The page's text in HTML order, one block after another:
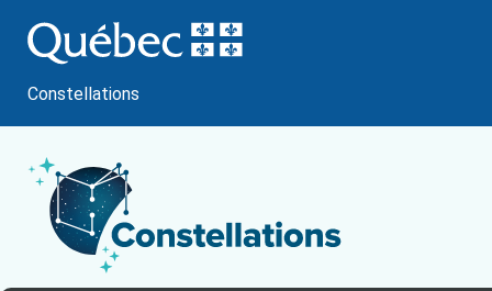
au
contenu
Constellations